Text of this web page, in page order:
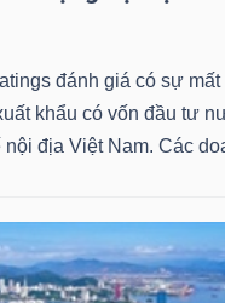
đánh giá có sự mất
khẩu có vốn đầu tư
địa Việt Nam. Các